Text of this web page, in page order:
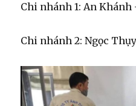
Chi nhánh 1: An Khánh
Chi nhánh 2: Ngọc